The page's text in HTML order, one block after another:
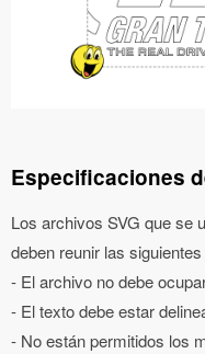
Especificaciones
Los archivos SVG que se
deben reunir las
- El archivo no debe
- El texto debe estar
- No están permitidos los